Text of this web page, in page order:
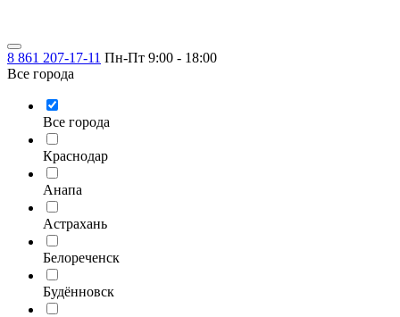
8 861 207-17-11 Пн-Пт 9:00 - 18:00
Все города
Все города
Краснодар
Анапа
Астрахань
Белореченск
Будённовск